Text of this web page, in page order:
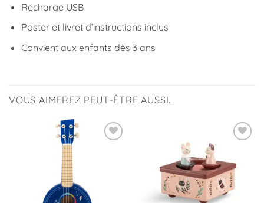
Recharge USB
Poster et livret d’instructions inclus
Convient aux enfants dès 3 ans
VOUS AIMEREZ PEUT-ÊTRE AUSSI…
liste
d’envies